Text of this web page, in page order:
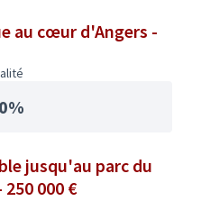
au cœur d'Angers -
jusqu'au parc du
000 €